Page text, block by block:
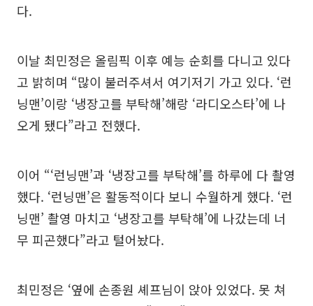
다.
이날 최민정은 올림픽 이후 예능 순회를 다니고 있다
고 밝히며 “많이 불러주셔서 여기저기 가고 있다. ‘런
닝맨’이랑 ‘냉장고를 부탁해’해랑 ‘라디오스타’에 나
오게 됐다”라고 전했다.
이어 “‘런닝맨’과 ‘냉장고를 부탁해’를 하루에 다 촬영
했다. ‘런닝맨’은 활동적이다 보니 수월하게 했다. ‘런
닝맨’ 촬영 마치고 ‘냉장고를 부탁해’에 나갔는데 너
무 피곤했다”라고 털어놨다.
최민정은 ‘옆에 손종원 셰프님이 앉아 있었다. 못 쳐